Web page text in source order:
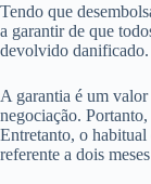
Tendo que
a garantir de que
devolvido danificado.
A garantia é um
negociação.
Entretanto, o
referente a dois